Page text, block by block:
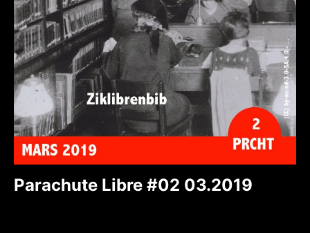
Parachute Libre #02 03.2019